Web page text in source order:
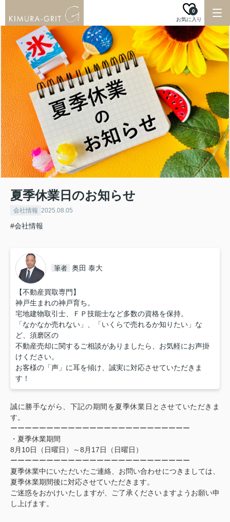
お気に入り
0
夏季休業日のお知らせ
会社情報 2025.08.05
#会社情報
筆者 奥田 泰大
【不動産買取専門】
神戸生まれの神戸育ち。
宅地建物取引士、ＦＰ技能士など多数の資格を保持。
「なかなか売れない」、「いくらで売れるか知りたい」な
ど、須磨区の
不動産売却に関するご相談がありましたら、お気軽にお声掛
けください。
お客様の「声」に耳を傾け、誠実に対応させていただきま
す！
誠に勝手ながら、下記の期間を夏季休業日とさせていただきま
す。
ーーーーーーーーーーーーーーーーーーーーーーーーー
・夏季休業期間
8月10日（日曜日）～8月17日（日曜日）
ーーーーーーーーーーーーーーーーーーーーーーーーー
夏季休業中にいただいたご連絡、お問い合わせにつきましては、
夏季休業期間後に対応させていただきます。
ご迷惑をおかけいたしますが、ご了承くださいますようお願い申
し上げます。